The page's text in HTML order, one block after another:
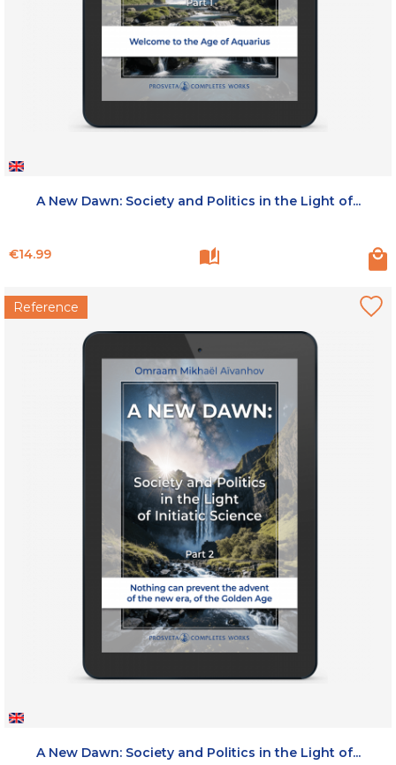
A New Dawn: Society and Politics in the Light of...
Price
€14.99
Reference
A New Dawn: Society and Politics in the Light of...